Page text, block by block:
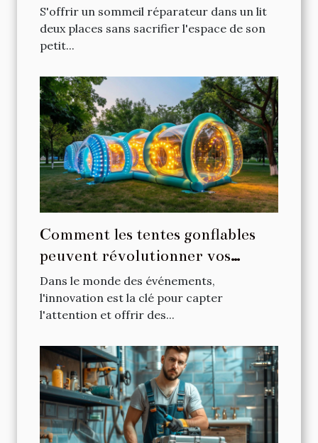
S'offrir un sommeil réparateur dans un lit
deux places sans sacrifier l'espace de son
petit...
Comment les tentes gonflables
peuvent révolutionner vos
événements
Dans le monde des événements,
l'innovation est la clé pour capter
l'attention et offrir des...